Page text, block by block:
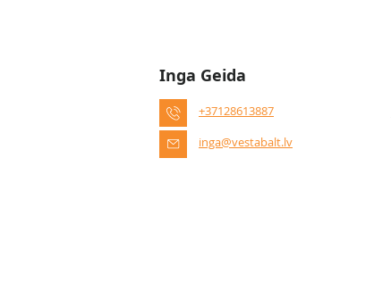
Inga Geida
+37128613887
inga@vestabalt.lv